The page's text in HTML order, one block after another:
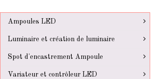
Ampoules LED
Luminaire et création de luminaire
Spot d'encastrement Ampoule
Variateur et contrôleur LED